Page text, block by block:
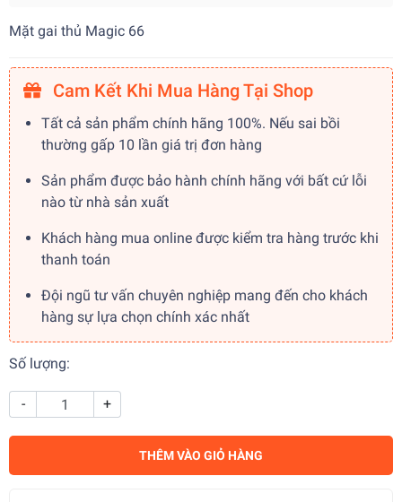
Mặt gai thủ Magic 66
Cam Kết Khi Mua Hàng Tại Shop
Tất cả sản phẩm chính hãng 100%. Nếu sai bồi
thường gấp 10 lần giá trị đơn hàng
Sản phẩm được bảo hành chính hãng với bất cứ lỗi
nào từ nhà sản xuất
Khách hàng mua online được kiểm tra hàng trước khi
thanh toán
Đội ngũ tư vấn chuyên nghiệp mang đến cho khách
hàng sự lựa chọn chính xác nhất
Số lượng:
- +
THÊM VÀO GIỎ HÀNG